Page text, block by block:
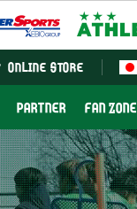
ONLINE STORE
PARTNER FAN ZONE